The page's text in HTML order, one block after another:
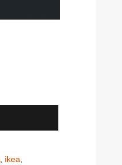
, ikea,